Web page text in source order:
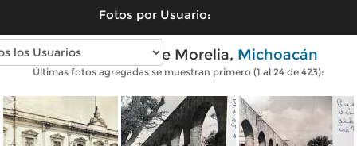
Fotos por Usuario:
Fotos antiguas de Morelia, Michoacán
Últimas fotos agregadas se muestran primero (1 al 24 de 423):